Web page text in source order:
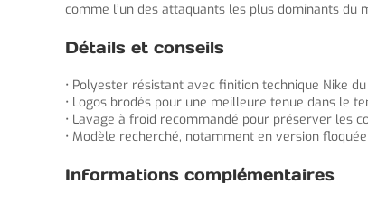
comme l’un des attaquants les plus dominants du
Détails et conseils
• Polyester résistant avec finition technique Nike
• Logos brodés pour une meilleure tenue dans le
• Lavage à froid recommandé pour préserver les
• Modèle recherché, notamment en version
Informations complémentaires